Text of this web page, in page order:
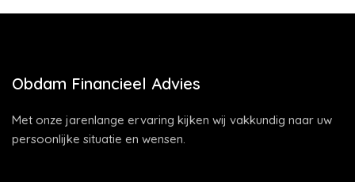
Obdam Financieel Advies
Met onze jarenlange ervaring kijken wij vakkundig naar uw
persoonlijke situatie en wensen.